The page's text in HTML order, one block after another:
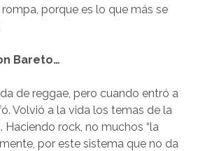
porque es lo que más se
Bareto…
de reggae, pero cuando entró a
Volvió a la vida los temas de la
Haciendo rock, no muchos “la
por este sistema que no da